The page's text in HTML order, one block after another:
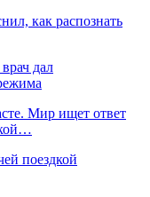
как распознать
дал
Мир ищет ответ
поездкой